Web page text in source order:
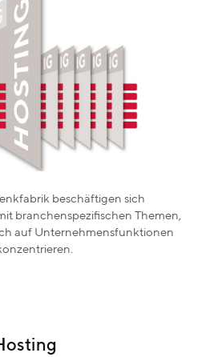
beschäftigen sich
branchenspezifischen Themen,
auf Unternehmensfunktionen